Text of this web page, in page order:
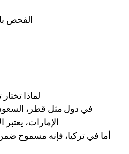
الفحص
لماذا
في دول مثل قطر،
الإمارات، يعتبر
أما في تركيا، فإنه مسموح